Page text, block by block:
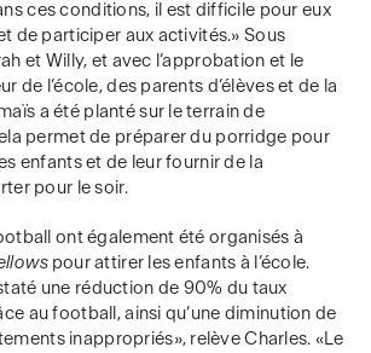
ces conditions, il est difficile pour eux
de participer aux activités.» Sous
et Willy, et avec l’approbation et le
de l’école, des parents d’élèves et de la
a été planté sur le terrain de
permet de préparer du porridge pour
enfants et de leur fournir de la
pour le soir.
ont également été organisés à
pour attirer les enfants à l’école.
une réduction de 90% du taux
au football, ainsi qu’une diminution de
inappropriés», relève Charles. «Le